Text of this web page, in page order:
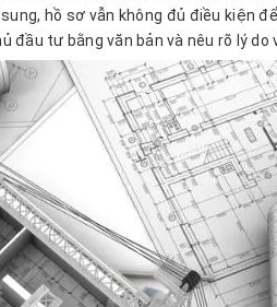
hồ sơ vẫn không đủ điều kiện
tư bằng văn bản và nêu rõ lý do